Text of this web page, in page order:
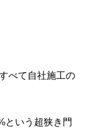
べて自社施工の
という超狭き門